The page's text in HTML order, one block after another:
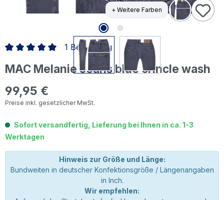
+ Weitere Farben
MAC Melanie Jeans blue crincle wash
Regulärer Preis:
99,95 €
Preise inkl. gesetzlicher MwSt.
Durchschnittliche Bewertung von 5 von 5 Sternen
1 Bewertung
Sofort versandfertig, Lieferung bei Ihnen in ca. 1-3
Werktagen
Hinweis zur Größe und Länge:
Bundweiten in deutscher Konfektionsgröße / Längenangaben
in Inch.
Wir empfehlen: